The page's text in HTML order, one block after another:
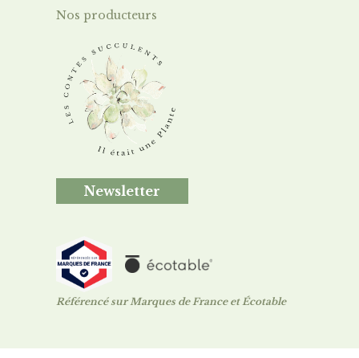
Nos producteurs
Newsletter
Référencé sur Marques de France et Écotable